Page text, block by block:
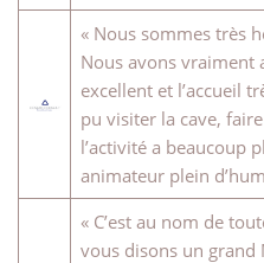
« Nous sommes très
Nous avons vraiment
excellent et l’accueil
pu visiter la cave,
l’activité a beaucoup
animateur plein
« C’est au nom de
vous disons un grand